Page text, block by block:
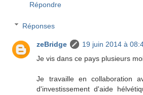
Répondre
Réponses
zeBridge
19 juin 2014 à
Je vis dans ce pays plusieurs
Je travaille en collaboration
d'investissement d'aide